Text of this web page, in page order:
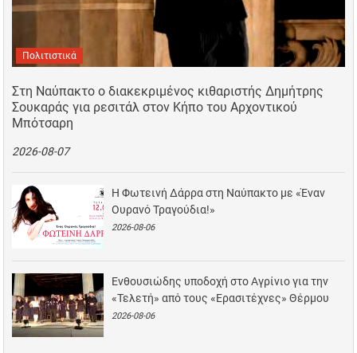
Πολιτιστικά
Στη Ναύπακτο ο διακεκριμένος κιθαριστής Δημήτρης
Σουκαράς για ρεσιτάλ στον Κήπο του Αρχοντικού
Μπότσαρη
2026-08-07
Η Φωτεινή Δάρρα στη Ναύπακτο με «Έναν
Ουρανό Τραγούδια!»
2026-08-06
Ενθουσιώδης υποδοχή στο Αγρίνιο για την
«Τελετή» από τους «Ερασιτέχνες» Θέρμου
2026-08-06